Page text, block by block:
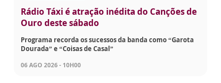
Rádio Táxi é atração inédita do Canções de
Ouro deste sábado
Programa recorda os sucessos da banda como “Garota
Dourada” e “Coisas de Casal”
06 AGO 2026 - 10H00